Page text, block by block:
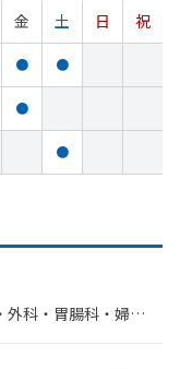
金 土 日
祝
● ●
●
●
外科・​胃腸科・​婦人